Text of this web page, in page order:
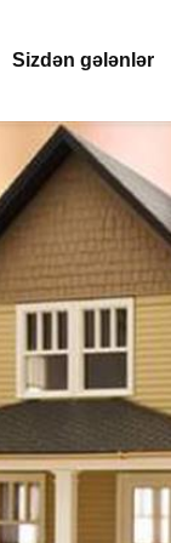
Sizdən gələnlər